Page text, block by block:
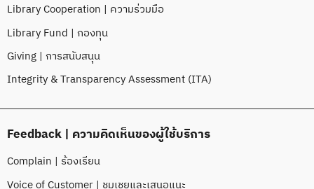
Library Cooperation | ความร่วมมือ
Library Fund | กองทุน
Giving | การสนับสนุน
Integrity & Transparency Assessment (ITA)
Feedback | ความคิดเห็นของผู้ใช้บริการ
Complain | ร้องเรียน
Voice of Customer | ชมเชยและเสนอแนะ